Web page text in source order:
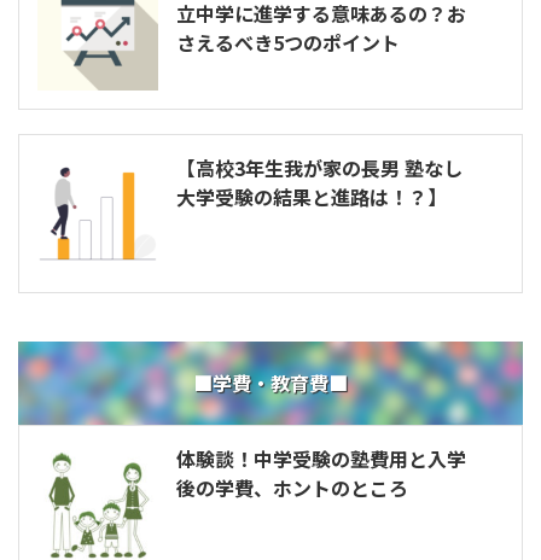
立中学に進学する意味あるの？お
さえるべき5つのポイント
【高校3年生我が家の長男 塾なし
大学受験の結果と進路は！？】
■学費・教育費■
体験談！中学受験の塾費用と入学
後の学費、ホントのところ